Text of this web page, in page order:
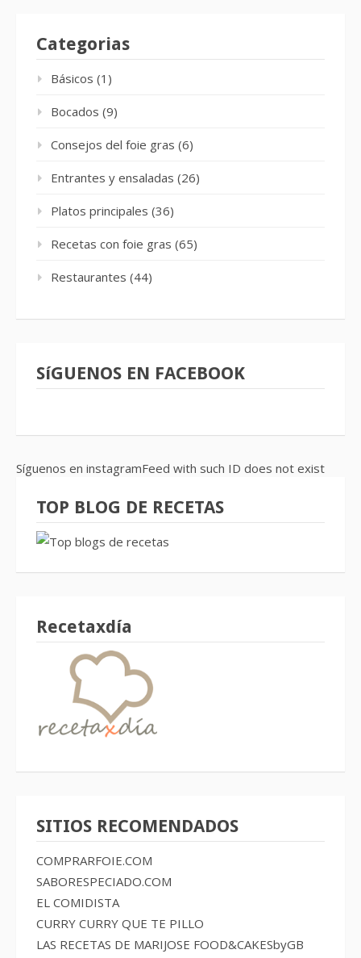
Categorias
Básicos (1)
Bocados (9)
Consejos del foie gras (6)
Entrantes y ensaladas (26)
Platos principales (36)
Recetas con foie gras (65)
Restaurantes (44)
SíGUENOS EN FACEBOOK
Síguenos en instagramFeed with such ID does not exist
TOP BLOG DE RECETAS
Recetaxdía
SITIOS RECOMENDADOS
COMPRARFOIE.COM
SABORESPECIADO.COM
EL COMIDISTA
CURRY CURRY QUE TE PILLO
LAS RECETAS DE MARIJOSE FOOD&CAKESbyGB